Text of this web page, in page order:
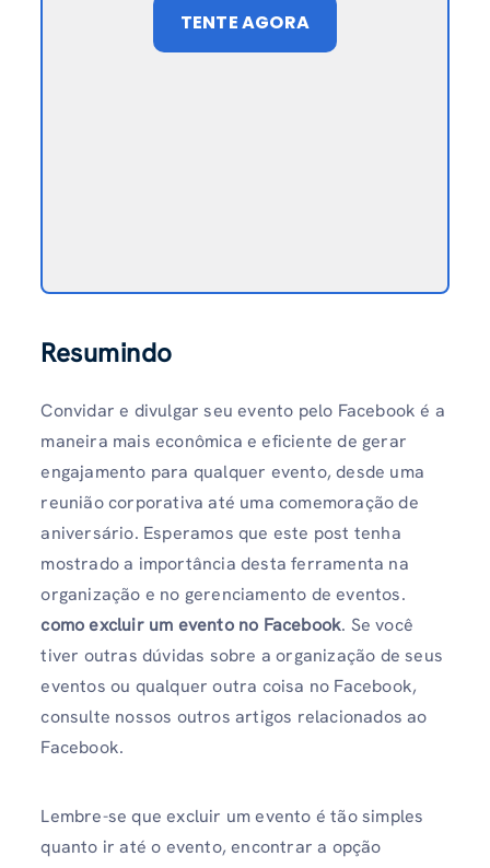
TENTE AGORA
Resumindo
Convidar e divulgar seu evento pelo Facebook é a
maneira mais econômica e eficiente de gerar
engajamento para qualquer evento, desde uma
reunião corporativa até uma comemoração de
aniversário. Esperamos que este post tenha
mostrado a importância desta ferramenta na
organização e no gerenciamento de eventos.
como excluir um evento no Facebook. Se você
tiver outras dúvidas sobre a organização de seus
eventos ou qualquer outra coisa no Facebook,
consulte nossos outros artigos relacionados ao
Facebook.
Lembre-se que excluir um evento é tão simples
quanto ir até o evento, encontrar a opção